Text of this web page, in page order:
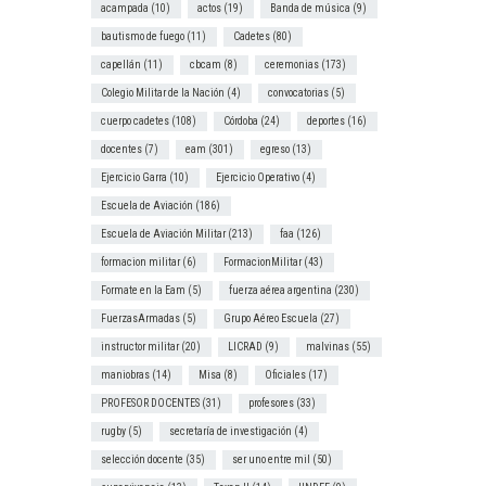
acampada (10) actos (19) Banda de música (9)
bautismo de fuego (11) Cadetes (80)
capellán (11) cbcam (8) ceremonias (173)
Colegio Militar de la Nación (4) convocatorias (5)
cuerpo cadetes (108) Córdoba (24) deportes (16)
docentes (7) eam (301) egreso (13)
Ejercicio Garra (10) Ejercicio Operativo (4)
Escuela de Aviación (186)
Escuela de Aviación Militar(213) faa (126)
formacion militar(6) FormacionMilitar(43)
Formate en la Eam (5) fuerza aérea argentina (230)
FuerzasArmadas (5) Grupo Aéreo Escuela (27)
instructor militar(20) LICRAD (9) malvinas (55)
maniobras (14) Misa (8) Oficiales (17)
PROFESOR DOCENTES (31) profesores (33)
rugby (5) secretaría de investigación (4)
selección docente (35) ser uno entre mil (50)